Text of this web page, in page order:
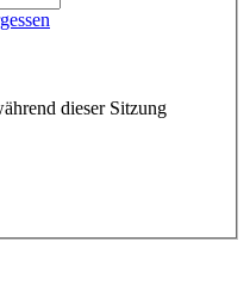
dieser Sitzung